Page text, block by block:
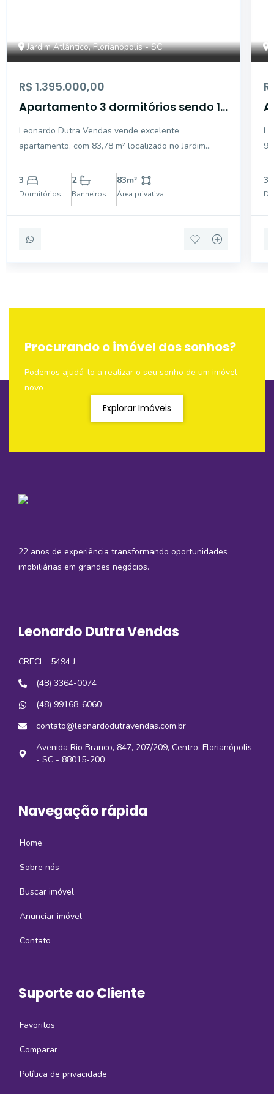
Jardim Atlântico, Florianópolis - SC
R$ 1.395.000,00
Apartamento 3 dormitórios sendo 1
Leonardo Dutra Vendas vende excelente
apartamento, com 83,78 m² localizado no Jardim
2 banheiros, sala de 2 ambientes e Sacada com
churrasqueira. 2 vagas de garagem coberta.
Condomínio com salão de fe
3
Dormitórios
2
Banheiros
83m²
Área privativa
3
Procurando o imóvel dos sonhos?
Podemos ajudá-lo a realizar o seu sonho de um imóvel
novo
Explorar Imóveis
22 anos de experiência transformando oportunidades
imobiliárias em grandes negócios.
Leonardo Dutra Vendas
CRECI
5494 J
(48) 3364-0074
(48) 99168-6060
contato@leonardodutravendas.com.br
Avenida Rio Branco, 847, 207/209, Centro, Florianópolis
- SC - 88015-200
Navegação rápida
Home
Sobre nós
Buscar imóvel
Anunciar imóvel
Contato
Suporte ao Cliente
Favoritos
Comparar
Política de privacidade